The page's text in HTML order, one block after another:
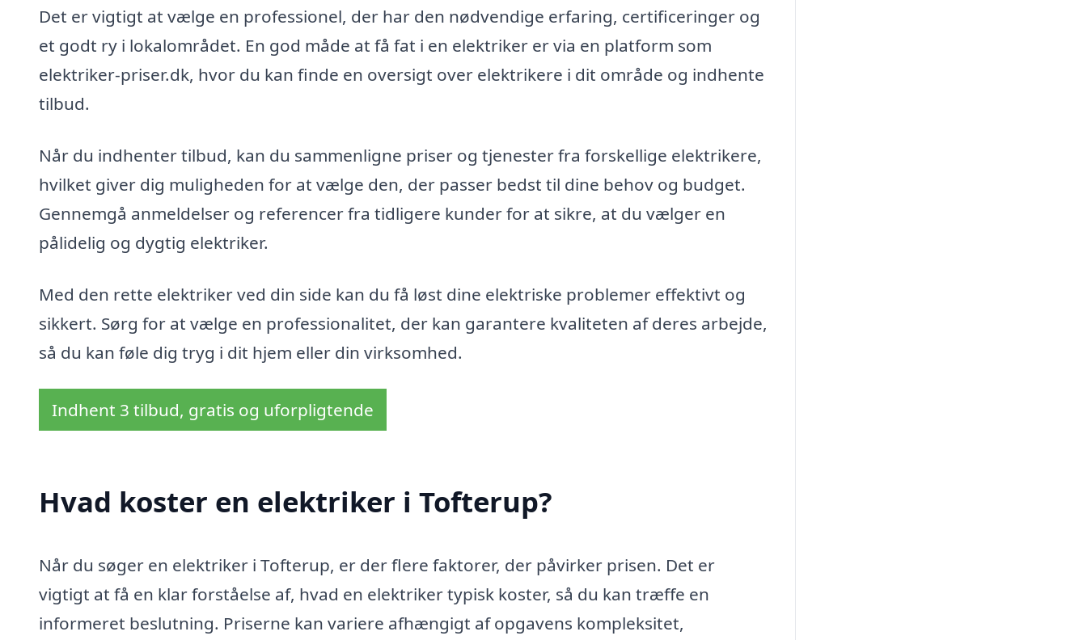
Det er vigtigt at vælge en professionel, der har den nødvendige erfaring, certificeringer og
et godt ry i lokalområdet. En god måde at få fat i en elektriker er via en platform som
elektriker-priser.dk, hvor du kan finde en oversigt over elektrikere i dit område og indhente
tilbud.
Når du indhenter tilbud, kan du sammenligne priser og tjenester fra forskellige elektrikere,
hvilket giver dig muligheden for at vælge den, der passer bedst til dine behov og budget.
Gennemgå anmeldelser og referencer fra tidligere kunder for at sikre, at du vælger en
pålidelig og dygtig elektriker.
Med den rette elektriker ved din side kan du få løst dine elektriske problemer effektivt og
sikkert. Sørg for at vælge en professionalitet, der kan garantere kvaliteten af deres arbejde,
så du kan føle dig tryg i dit hjem eller din virksomhed.
Indhent 3 tilbud, gratis og uforpligtende
Hvad koster en elektriker i Tofterup?
Når du søger en elektriker i Tofterup, er der flere faktorer, der påvirker prisen. Det er
vigtigt at få en klar forståelse af, hvad en elektriker typisk koster, så du kan træffe en
informeret beslutning. Priserne kan variere afhængigt af opgavens kompleksitet,